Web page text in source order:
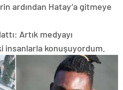
ardından Hatay’a gitmeye
Artık medyayı
insanlarla konuşuyordum.